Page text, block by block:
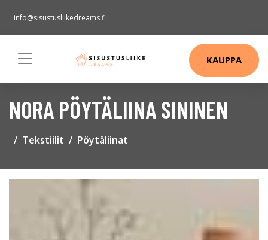
info@sisustusliikedreams.fi
KAUPPA
NORA PÖYTÄLIINA SININEN
Tekstiilit Pöytäliinat